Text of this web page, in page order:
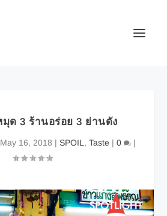
มุด 3 ร้านอร่อย 3 ย่านดัง
May 16, 2018 | SPOIL , Taste | 0 |